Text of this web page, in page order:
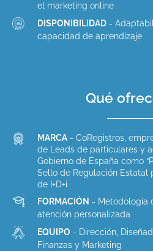
el marketing online
DISPONIBILIDAD -
capacidad de aprendizaje
Qué
MARCA - CoRegistros,
de Leads de particulares y
Gobierno de España como
Sello de Regulación Estatal
de I+D+i
FORMACIÓN - Metodología
atención personalizada
EQUIPO - Dirección,
Finanzas y Marketing